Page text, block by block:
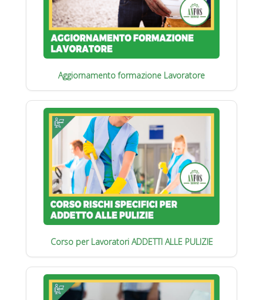
Aggiornamento formazione Lavoratore
Corso per Lavoratori ADDETTI ALLE PULIZIE